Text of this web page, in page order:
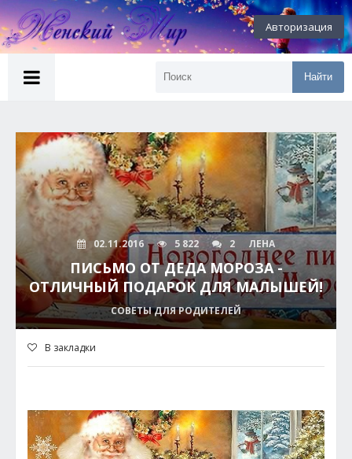
Авторизация
Найти
02.11.2016 5 822 2 ЛЕНА
ПИСЬМО ОТ ДЕДА МОРОЗА -
ОТЛИЧНЫЙ ПОДАРОК ДЛЯ МАЛЫШЕЙ!
СОВЕТЫ ДЛЯ РОДИТЕЛЕЙ
В закладки